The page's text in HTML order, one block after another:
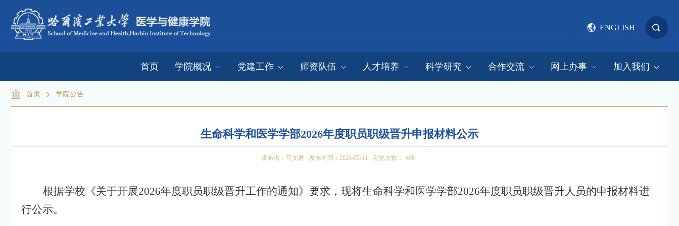
ENGLISH
首页 学院概况 党建工作 师资队伍 人才培养 科学研究 合作交流 网上办事 加入我们
首页 学院公告
生命科学和医学学部2026年度职员职级晋升申报材料公示
发布者：马文君 发布时间：2026-05-11 浏览次数： 408
根据学校《关于开展2026年度职员职级晋升工作的通知》要求，现将生命科学和医学学部2026年度职员职级晋升人员的申报材料进
行公示。